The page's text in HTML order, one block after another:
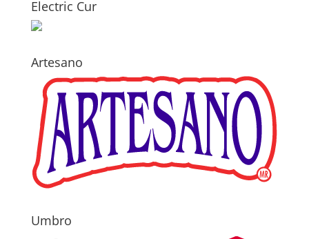
Electric Cur
Artesano
Umbro